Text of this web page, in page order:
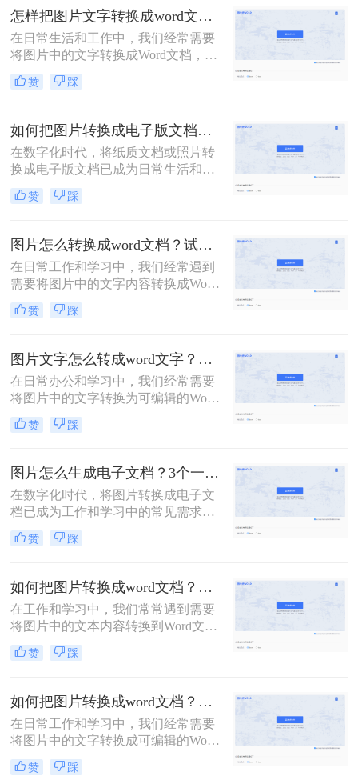
成word呢？本文将介绍四种提取截图
文字的方法，帮助你轻松应对各种场
景。
怎样把图片文字转换成word文档？分享3种简单方法，1秒搞定！
在日常生活和工作中，我们经常需要
将图片中的文字转换成Word文档，以
便于编辑、整理或分享。那么怎样把
图片文字转换成word文档呢？本文将
松实现图片文字到Word文档的转换。
赞 踩
如何把图片转换成电子版文档？可以试试这三个方法！
在数字化时代，将纸质文档或照片转
换成电子版文档已成为日常生活和工
作中不可或缺的一部分。这不仅便于
存储、共享和编辑，还能有效减少纸
把图片转换成电子版文档呢？本文将
详细介绍几种将图片转换成电子版文
档的方法，帮助您轻松实现这一转换
过程。
赞 踩
图片怎么转换成word文档？试试这四个方法！
在日常工作和学习中，我们经常遇到
需要将图片中的文字内容转换成Word
文档的情况。这可能是因为图片中的
信息需要编辑、修改或进一步处理，
效。幸运的是，随着技术的发展，现
在有多种方法可以将图片转换成Word
文档，让这一过程变得简单快捷。本
文将为您详细介绍图片怎么转换成
word文档，包括使用OCR技术、在线
转换工具、桌面软件以及手机应用等
赞 踩
图片文字怎么转成word文字？教你两个方法免费转换！
在日常办公和学习中，我们经常需要
将图片中的文字转换为可编辑的Word
文档。这一需求在资料整理、笔记制
作以及信息提取等场景中尤为常见。
本文将介绍几种将图片转文字并弄成
Word文档的方法，帮助您轻松实现这
一操作。
赞 踩
图片怎么生成电子文档？3个一看就会的方法！
在数字化时代，将图片转换成电子文
档已成为工作和学习中的常见需求。
无论是为了整理笔记、保存资料还是
共享文档，将图片转换为电子版都是
生成电子文档呢？本文将为你介绍三
种简单实用的方法，让你轻松将图片
转换成电子文档，提高工作效率。
赞 踩
如何把图片转换成word文档？来试试这三种方法吧！
在工作和学习中，我们常常遇到需要
将图片中的文本内容转换到Word文档
中的情况，例如从扫描件提取文字、
整理笔记或是重新编辑印刷材料。那
文将向您介绍几种有效的方法，帮助
您轻松实现这一目标。
赞 踩
如何把图片转换成word文档？这三个方法可以学习一下！
在日常工作和学习中，我们经常需要
将图片中的文字转换成可编辑的Word
文档格式，以便进行进一步的编辑和
整理。那么如何把图片转换成word文
赞 踩